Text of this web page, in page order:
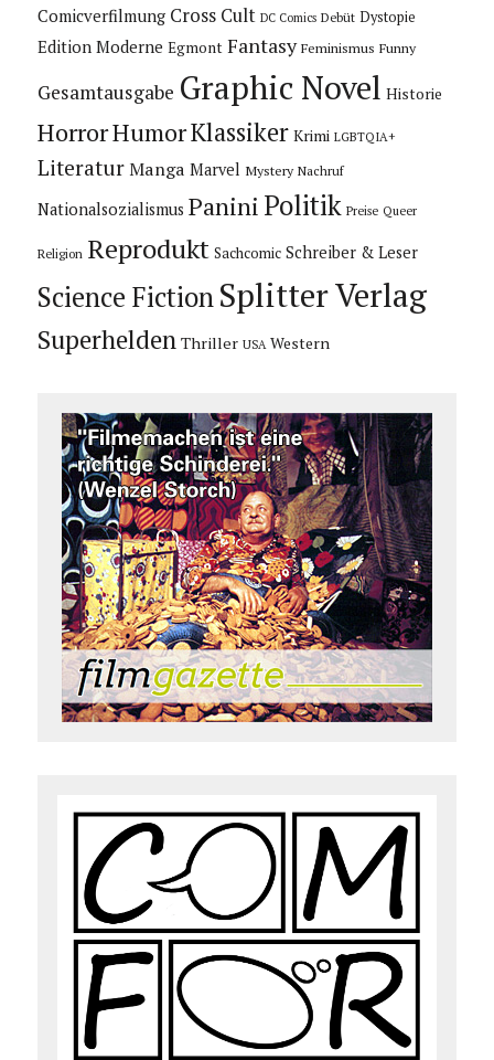
Comicverfilmung Cross Cult DC Comics Debüt Dystopie
Edition Moderne Egmont Fantasy Feminismus Funny
Gesamtausgabe Graphic Novel Historie
HorrorHumorKlassiker Krimi LGBTQIA+
Literatur Manga Marvel Mystery Nachruf
Nationalsozialismus Panini Politik Preise Queer
Religion Reprodukt Sachcomic Schreiber & Leser
Science Fiction Splitter Verlag
Superhelden Thriller USA Western